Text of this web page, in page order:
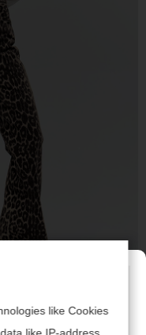
like Cookies